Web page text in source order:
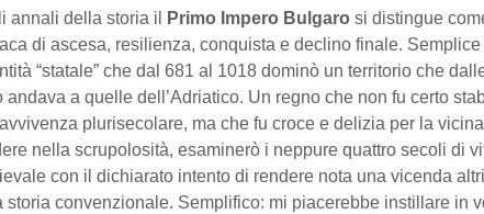
annali della storia il Primo Impero Bulgaro si distingue
di ascesa, resilienza, conquista e declino finale.
“statale” che dal 681 al 1018 dominò un territorio che
andava a quelle dell’Adriatico. Un regno che non fu certo
plurisecolare, ma che fu croce e delizia per la
nella scrupolosità, esaminerò i neppure quattro secoli di
con il dichiarato intento di rendere nota una vicenda
storia convenzionale. Semplifico: mi piacerebbe instillare in